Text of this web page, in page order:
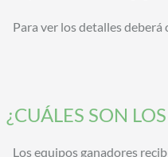
Para ver los detalles
¿CUÁLES SON
Los equipos ganadores